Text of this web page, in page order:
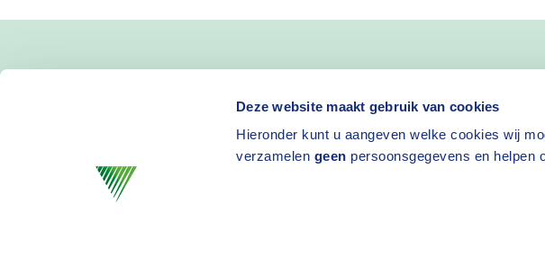
Deze website maakt gebruik van cookies
Hieronder kunt u aangeven welke cookies wij
verzamelen geen persoonsgegevens en helpen
Blijf op de hoogte van nieuws
en activiteiten